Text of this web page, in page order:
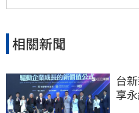
相關新聞
台
享